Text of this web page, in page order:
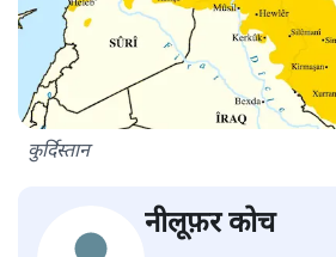
कुर्दिस्तान
नीलूफ़र कोच